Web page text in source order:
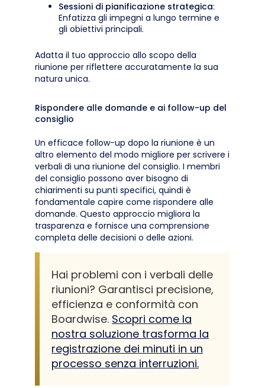
Sessioni di pianificazione strategica:
Enfatizza gli impegni a lungo termine e
gli obiettivi principali.
Adatta il tuo approccio allo scopo della
riunione per riflettere accuratamente la sua
natura unica.
Rispondere alle domande e ai follow-up del
consiglio
Un efficace follow-up dopo la riunione è un
altro elemento del modo migliore per scrivere i
verbali di una riunione del consiglio. I membri
del consiglio possono aver bisogno di
chiarimenti su punti specifici, quindi è
fondamentale capire come rispondere alle
domande. Questo approccio migliora la
trasparenza e fornisce una comprensione
completa delle decisioni o delle azioni.
Hai problemi con i verbali delle
riunioni? Garantisci precisione,
efficienza e conformità con
Boardwise. Scopri come la
nostra soluzione trasforma la
registrazione dei minuti in un
processo senza interruzioni.